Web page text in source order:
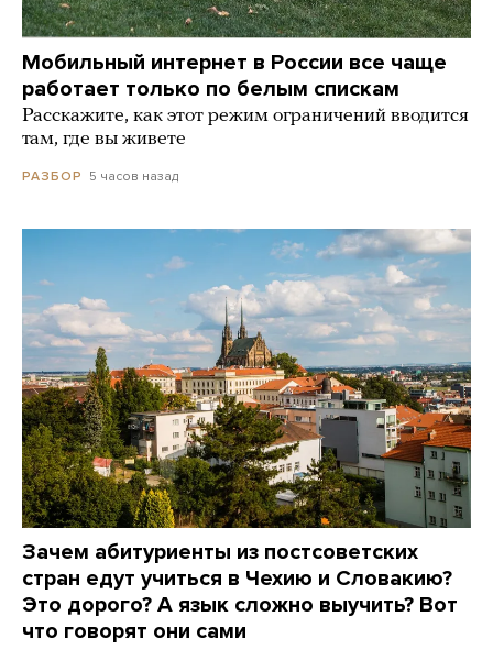
Мобильный интернет в России все чаще
работает только по белым спискам
Расскажите, как этот режим ограничений вводится
там, где вы живете
РАЗБОР 5 часов назад
Зачем абитуриенты из постсоветских
стран едут учиться в Чехию и Словакию?
Это дорого? А язык сложно выучить? Вот
что говорят они сами